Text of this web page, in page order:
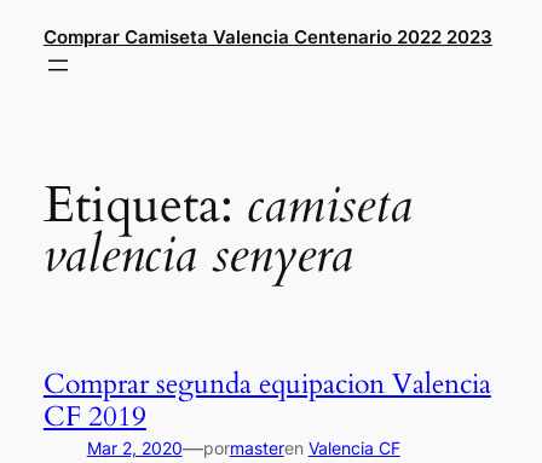
contenido
Comprar Camiseta Valencia Centenario 2022 2023
Etiqueta: camiseta
valencia senyera
Comprar segunda equipacion Valencia
CF 2019
Mar 2, 2020—pormasteren Valencia CF